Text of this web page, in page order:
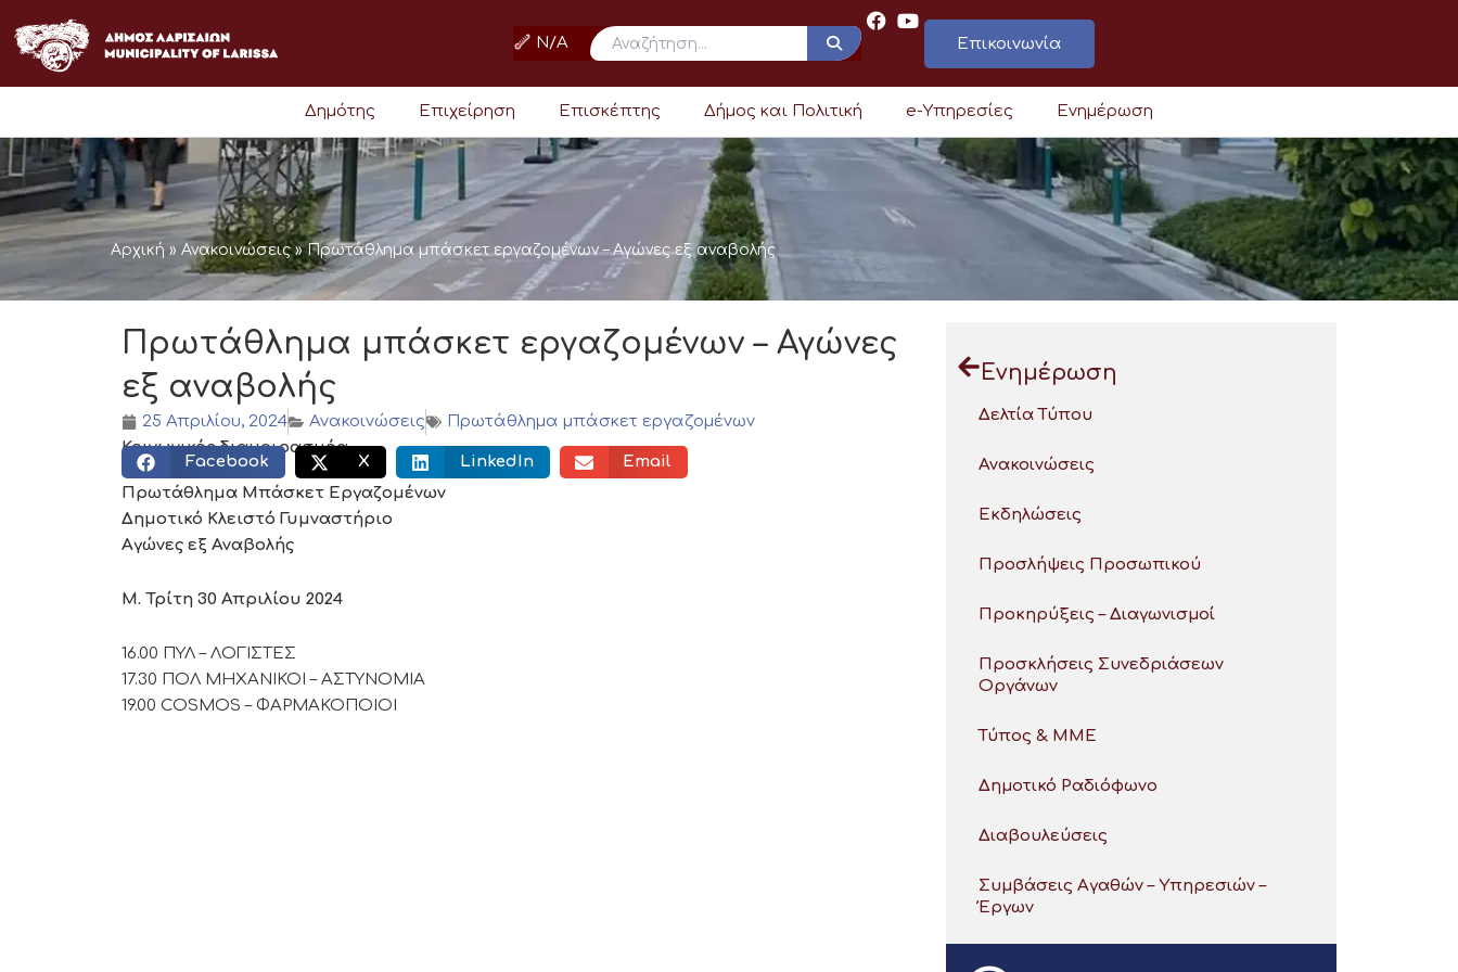
στο
περιεχόμενο
N/A Επικοινωνία
Δημότης Επιχείρηση Επισκέπτης Δήμος και Πολιτική e-Υπηρεσίες Ενημέρωση
Αρχική » Ανακοινώσεις»Πρωτάθλημα μπάσκετ εργαζομένων – Αγώνες εξ αναβολής
Πρωτάθλημα μπάσκετ εργαζομένων – Αγώνες
εξ αναβολής
25 Απριλίου, 2024 Ανακοινώσεις
Πρωτάθλημα μπάσκετ εργαζομένων
Κοινωνικός διαμοιρασμός:
Facebook X LinkedIn
Email
Πρωτάθλημα Μπάσκετ Εργαζομένων
Δημοτικό Κλειστό Γυμναστήριο
Αγώνες εξ Αναβολής
Μ. Τρίτη 30 Απριλίου 2024
16.00 ΠΥΛ – ΛΟΓΙΣΤΕΣ
17.30 ΠΟΛ ΜΗΧΑΝΙΚΟΙ – ΑΣΤΥΝΟΜΙΑ
19.00 COSMOS – ΦΑΡΜΑΚΟΠΟΙΟΙ
Ενημέρωση
Δελτία Τύπου
Ανακοινώσεις
Εκδηλώσεις
Προσλήψεις Προσωπικού
Προκηρύξεις – Διαγωνισμοί
Προσκλήσεις Συνεδριάσεων
Οργάνων
Τύπος & ΜΜΕ
Δημοτικό Ραδιόφωνο
Διαβουλεύσεις
Συμβάσεις Αγαθών – Υπηρεσιών –
Έργων